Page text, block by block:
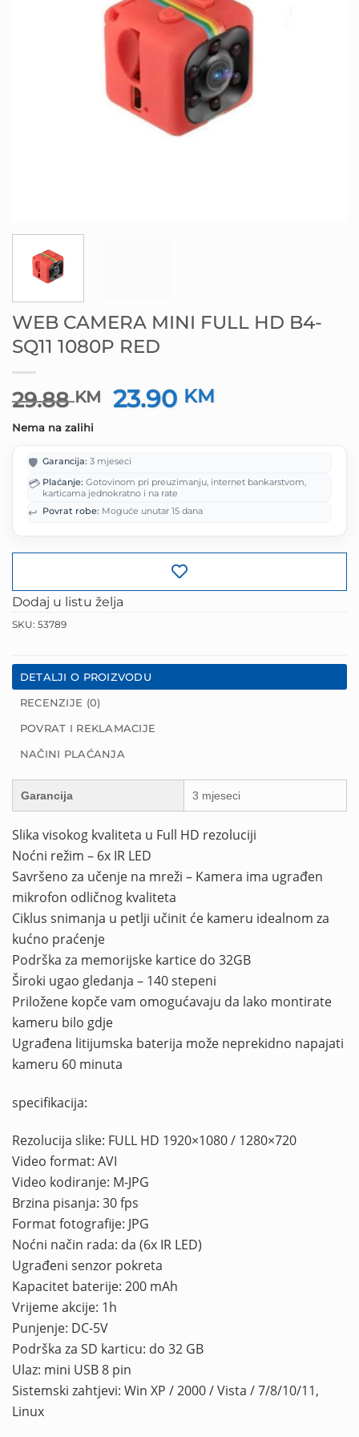
WEB CAMERA MINI FULL HD B4-
SQ11 1080P RED
29.88KM
Izvorna
cijena
je:
29.88 KM.
23.90 KM
Nema na zalihi
🛡️ Garancija: 3 mjeseci
💳 Plaćanje: Gotovinom pri preuzimanju, internet bankarstvom,
karticama jednokratno i na rate
↩️ Povrat robe: Moguće unutar 15 dana
Dodaj u listu želja
SKU: 53789
DETALJI O PROIZVODU
RECENZIJE (0)
POVRAT I REKLAMACIJE
NAČINI PLAĆANJA
Garancija 3 mjeseci
Slika visokog kvaliteta u Full HD rezoluciji
Noćni režim – 6x IR LED
Savršeno za učenje na mreži – Kamera ima ugrađen
mikrofon odličnog kvaliteta
Ciklus snimanja u petlji učinit će kameru idealnom za
kućno praćenje
Podrška za memorijske kartice do 32GB
Široki ugao gledanja – 140 stepeni
Priložene kopče vam omogućavaju da lako montirate
kameru bilo gdje
Ugrađena litijumska baterija može neprekidno napajati
kameru 60 minuta
specifikacija:
Rezolucija slike: FULL HD 1920×1080 / 1280×720
Video format: AVI
Video kodiranje: M-JPG
Brzina pisanja: 30 fps
Format fotografije: JPG
Noćni način rada: da (6x IR LED)
Ugrađeni senzor pokreta
Kapacitet baterije: 200 mAh
Vrijeme akcije: 1h
Punjenje: DC-5V
Podrška za SD karticu: do 32 GB
Ulaz: mini USB 8 pin
Sistemski zahtjevi: Win XP / 2000 / Vista / 7/8/10/11,
Linux